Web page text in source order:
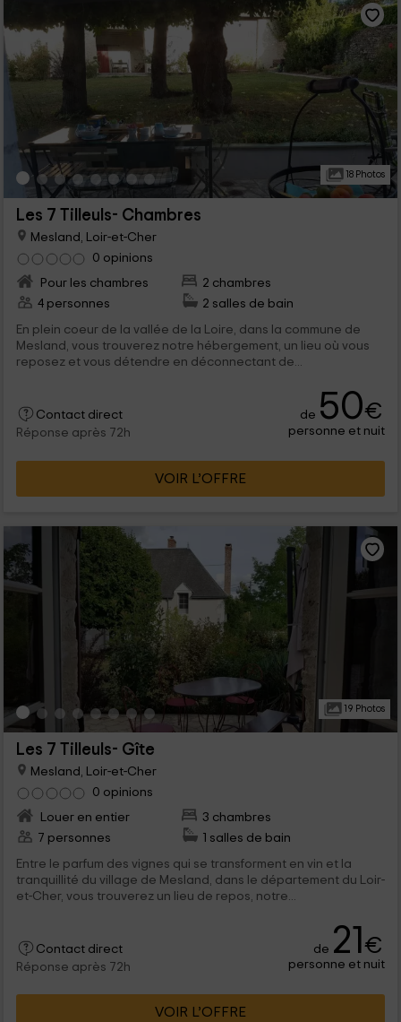
18 Photos
Les 7 Tilleuls- Chambres
Mesland, Loir-et-Cher
0 opinions
Pour les chambres
2 chambres
4 personnes
2 salles de bain
En plein coeur de la vallée de la Loire, dans la commune de
Mesland, vous trouverez notre hébergement, un lieu où vous
reposez et vous détendre en déconnectant de...
Contact direct
Réponse après 72h
de 50€
personne et nuit
VOIR L’OFFRE
19 Photos
Les 7 Tilleuls- Gîte
Mesland, Loir-et-Cher
0 opinions
Louer en entier
3 chambres
7 personnes
1 salles de bain
Entre le parfum des vignes qui se transforment en vin et la
tranquillité du village de Mesland, dans le département du Loir-
et-Cher, vous trouverez un lieu de repos, notre...
Contact direct
Réponse après 72h
de 21€
personne et nuit
VOIR L’OFFRE